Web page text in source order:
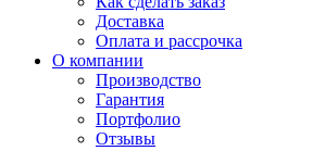
Доставка
Оплата и рассрочка
О компании
Производство
Гарантия
Портфолио
Отзывы